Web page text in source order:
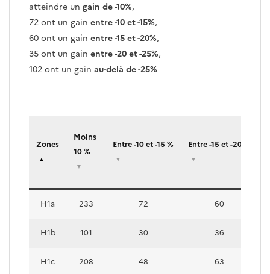
atteindre un gain de -10%,
72 ont un gain entre -10 et -15%,
60 ont un gain entre -15 et -20%,
35 ont un gain entre -20 et -25%,
102 ont un gain au-delà de -25%
Zones
Moins
10 %
Entre -10 et -15 % Entre -15 et -20 %
H1a 233 72 60
H1b 101 30 36
H1c 208 48 63